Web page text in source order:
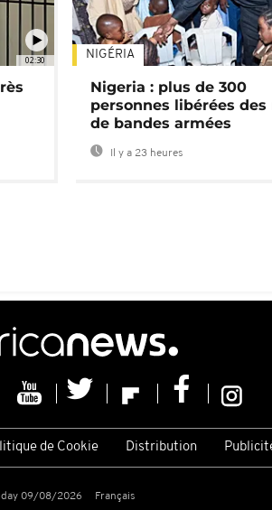
02:30 NIGÉRIA
Nigeria : plus de 300
personnes libérées des
de bandes armées
Il y a 23 heures
de Cookie Distribution
09/08/2026